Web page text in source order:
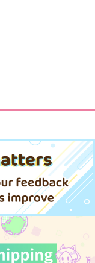
うそつきPEANUTS
1,572円（税込）
ダミアン×アーニャ
サンプル
作品詳細